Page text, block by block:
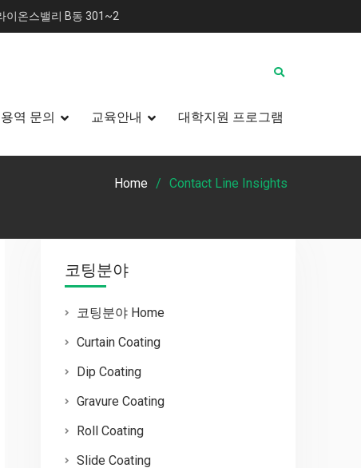
이온스밸리 B동 301~2
역 문의 교육안내 대학지원 프로그램
Home Contact Line Insights
코팅분야
코팅분야 Home
Curtain Coating
Dip Coating
Gravure Coating
Roll Coating
Slide Coating